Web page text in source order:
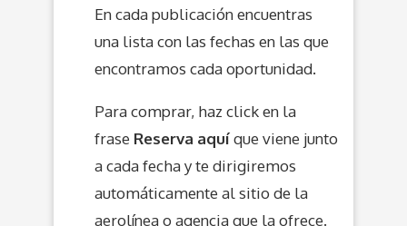
En cada publicación encuentras
una lista con las fechas en las que
encontramos cada oportunidad.
Para comprar, haz click en la
frase Reserva aquíque viene junto
a cada fecha y te dirigiremos
automáticamente al sitio de la
aerolínea o agencia que la ofrece.